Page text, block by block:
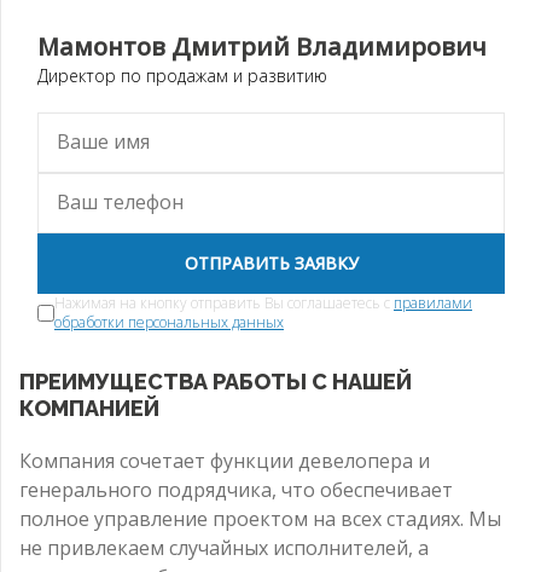
Мамонтов Дмитрий Владимирович
Директор по продажам и развитию
ОТПРАВИТЬ ЗАЯВКУ
Нажимая на кнопку отправить Вы соглашаетесь с правилами
обработки персональных данных
ПРЕИМУЩЕСТВА РАБОТЫ С НАШЕЙ
КОМПАНИЕЙ
Компания сочетает функции девелопера и
генерального подрядчика, что обеспечивает
полное управление проектом на всех стадиях. Мы
не привлекаем случайных исполнителей, а